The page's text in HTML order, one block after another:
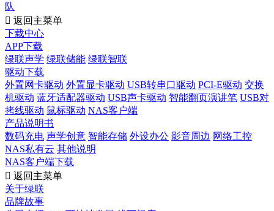
队
 返回主菜单
下载中心
APP下载
绿联声学 绿联储能 绿联智联
驱动下载
外置网卡驱动 外置显卡驱动 USB转串口驱动 PCI-E驱动 交换
机驱动 蓝牙适配器驱动 USB声卡驱动 智能翻页演讲笔 USB对
拷线驱动 鼠标驱动 NAS客户端
产品说明书
数码充电 声学创意 智能存储 外设办公 影音周边 网络工控
NAS私有云 其他说明
NAS客户端下载
 返回主菜单
关于绿联
品牌故事